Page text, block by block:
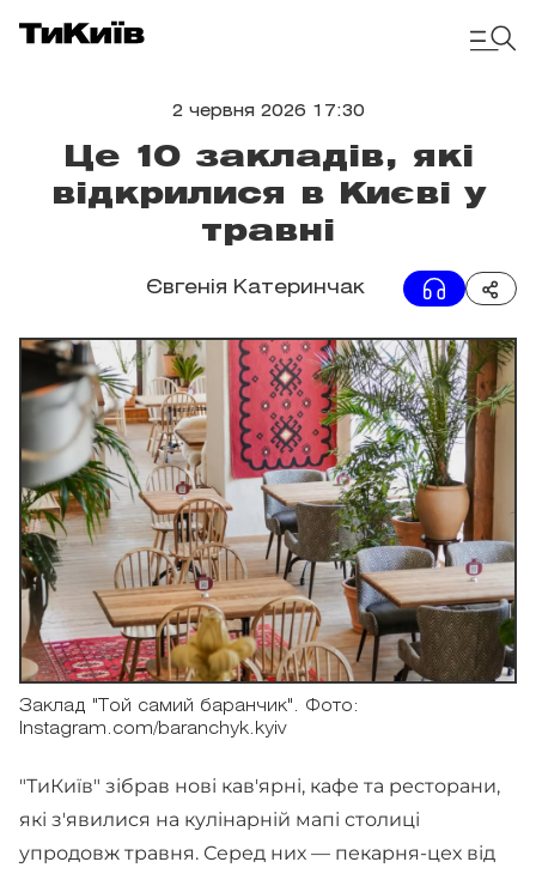
2 червня 2026 17:30
Це 10 закладів, які
відкрилися в Києві у
травні
Євгенія Катеринчак
Заклад "Той самий баранчик". Фото:
Instagram.com/baranchyk.kyiv
"ТиКиїв" зібрав нові кав'ярні, кафе та ресторани,
які з'явилися на кулінарній мапі столиці
упродовж травня. Серед них — пекарня-цех від